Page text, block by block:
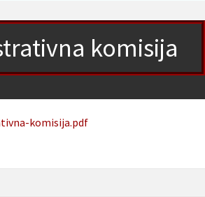
komisija
komisija.pdf